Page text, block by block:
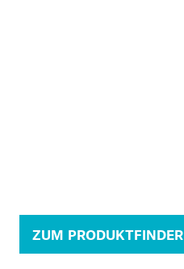
ZUM PRODUKTFINDER